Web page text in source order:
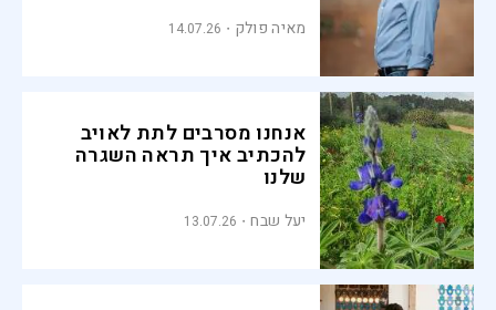
מאיה פולק 14.07.26
אנחנו מסרבים לתת לאויב
להכתיב איך תראה השגרה
שלנו
יעל שבח 13.07.26